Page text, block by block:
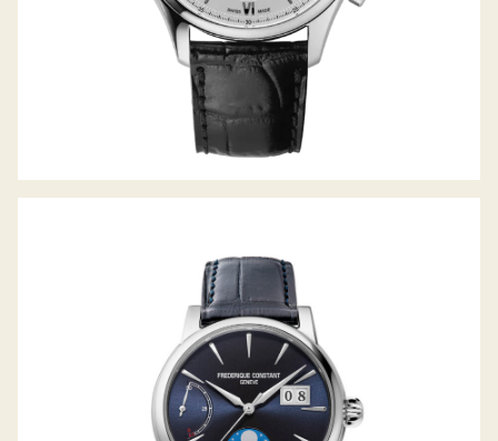
MANUFACTURE CLASSIC POWER
RESERVE BIG DATE